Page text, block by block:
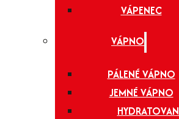
VÁPENEC
VÁPNO
PÁLENÉ VÁPNO
JEMNÉ VÁPNO